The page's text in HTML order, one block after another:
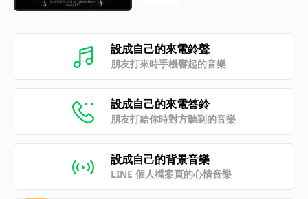
設成自己的來電鈴聲
朋友打來時手機響起的音樂
設成自己的來電答鈴
朋友打給你時對方聽到的音樂
設成自己的背景音樂
LINE 個人檔案頁的心情音樂